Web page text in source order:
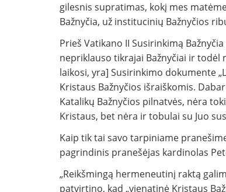
gilesnis supratimas, kokį mes
Bažnyčia, už institucinių Bažnyčios
Prieš Vatikano II Susirinkimą
nepriklauso tikrajai Bažnyčiai ir todėl
laikosi, yra] Susirinkimo dokumente
Kristaus Bažnyčios išraiškomis.
Katalikų Bažnyčios pilnatvės, nėra
Kristaus, bet nėra ir tobulai su Juo
Kaip tik tai savo tarpiniame
pagrindinis pranešėjas kardinolas
„Reikšmingą hermeneutinį raktą
patvirtino, kad „vienatinė Kristaus